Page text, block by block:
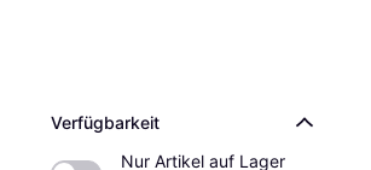
Verfügbarkeit
Nur Artikel auf Lager